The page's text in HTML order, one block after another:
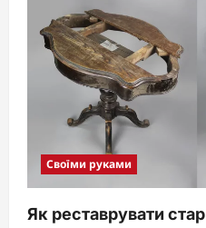
м’якість,
що
зігріває
на
роки
Своїми руками
Як реставрувати